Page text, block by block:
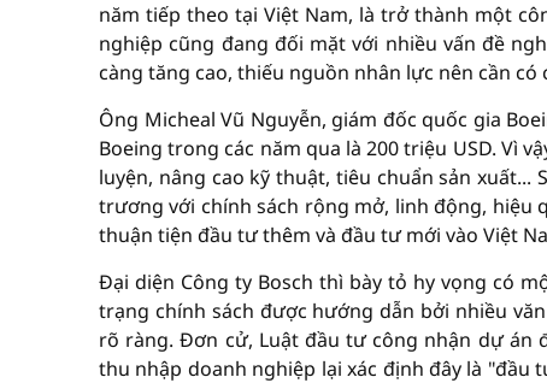
năm tiếp theo tại Việt Nam, là trở thành một
nghiệp cũng đang đối mặt với nhiều vấn đề
càng tăng cao, thiếu nguồn nhân lực nên cần
Ông Micheal Vũ Nguyễn, giám đốc quốc gia
Boeing trong các năm qua là 200 triệu USD. Vì
luyện, nâng cao kỹ thuật, tiêu chuẩn sản
trương với chính sách rộng mở, linh động, hiệu
thuận tiện đầu tư thêm và đầu tư mới vào Việt
Đại diện Công ty Bosch thì bày tỏ hy vọng có
trạng chính sách được hướng dẫn bởi nhiều
rõ ràng. Đơn cử, Luật đầu tư công nhận dự án
thu nhập doanh nghiệp lại xác định đây là